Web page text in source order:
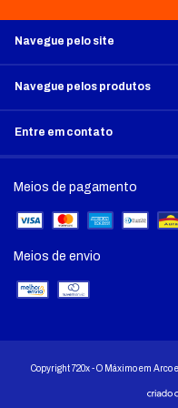
Navegue pelo site
Navegue pelos produtos
Entre em contato
Meios de pagamento
Meios de envio
Copyright 720x - O Máximo em Arco